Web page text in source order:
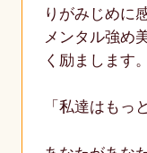
りがみじめ
メンタル強め
く励まします。
「私達はもっ